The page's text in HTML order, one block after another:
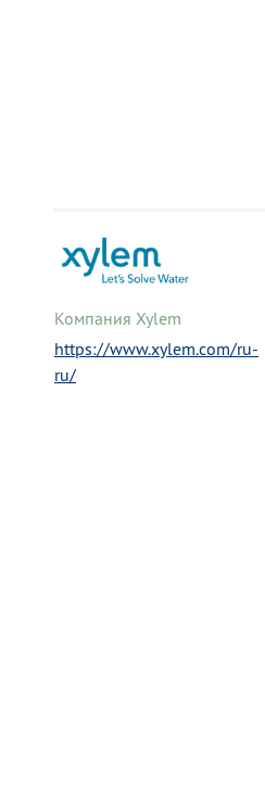
Компания Xylem
https://www.xylem.com/ru-
ru/